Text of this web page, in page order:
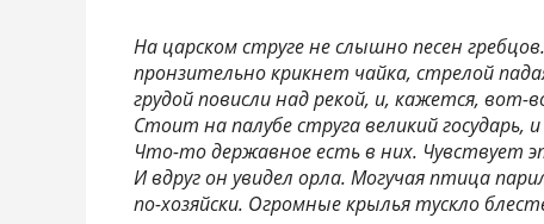
На царском струге не слышно песен
пронзительно крикнет чайка, стрелой
грудой повисли над рекой, и, кажется, вот-
Стоит на палубе струга великий
Что-то державное есть в них. Чувствует
И вдруг он увидел орла. Могучая птица
по-хозяйски. Огромные крылья тускло